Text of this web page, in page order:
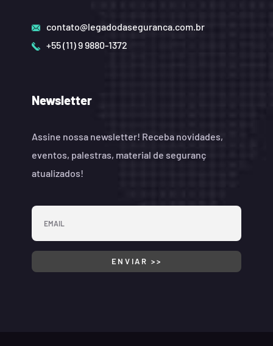
contato@legadodaseguranca.com.br
+55 (11) 9 9880-1372
Newsletter
Assine nossa newsletter! Receba novidades,
eventos, palestras, material de seguranç
atualizados!